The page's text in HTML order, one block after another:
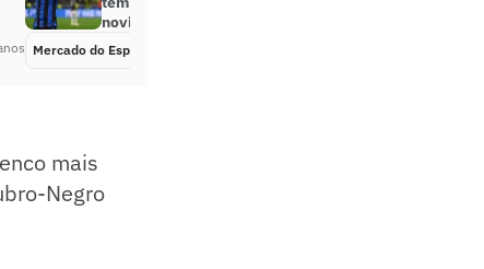
novidades
Mercado do Esporte
mais
Negro